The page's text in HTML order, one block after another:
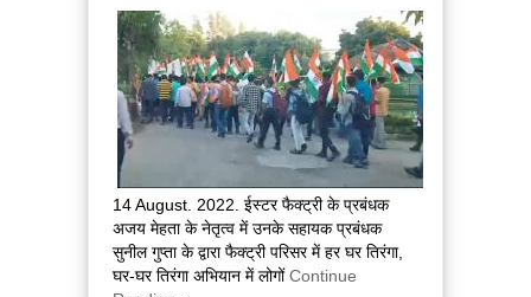
14 August. 2022. ईस्टर फैक्ट्री के प्रबंधक
अजय मेहता के नेतृत्व में उनके सहायक प्रबंधक
सुनील गुप्ता के द्वारा फैक्ट्री परिसर में हर घर तिरंगा,
घर-घर तिरंगा अभियान में लोगोंContinue